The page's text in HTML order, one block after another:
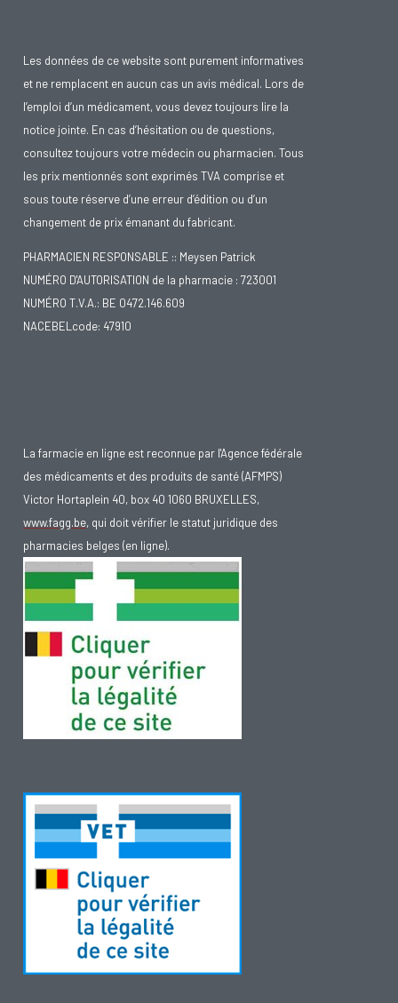
Les données de ce website sont purement informatives
et ne remplacent en aucun cas un avis médical. Lors de
l’emploi d’un médicament, vous devez toujours lire la
notice jointe. En cas d’hésitation ou de questions,
consultez toujours votre médecin ou pharmacien. Tous
les prix mentionnés sont exprimés TVA comprise et
sous toute réserve d’une erreur d’édition ou d’un
changement de prix émanant du fabricant.
PHARMACIEN RESPONSABLE :: Meysen Patrick
NUMÉRO D'AUTORISATION de la pharmacie : 723001
NUMÉRO T.V.A.: BE 0472.146.609
NACEBELcode: 47910
La farmacie en ligne est reconnue par l'Agence fédérale
des médicaments et des produits de santé (AFMPS)
Victor Hortaplein 40, box 40 1060 BRUXELLES,
www.fagg.be, qui doit vérifier le statut juridique des
pharmacies belges (en ligne).